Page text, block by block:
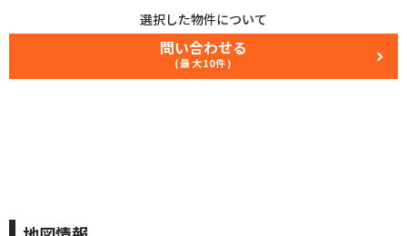
選択した物件について
問い合わせる
(最大10件)